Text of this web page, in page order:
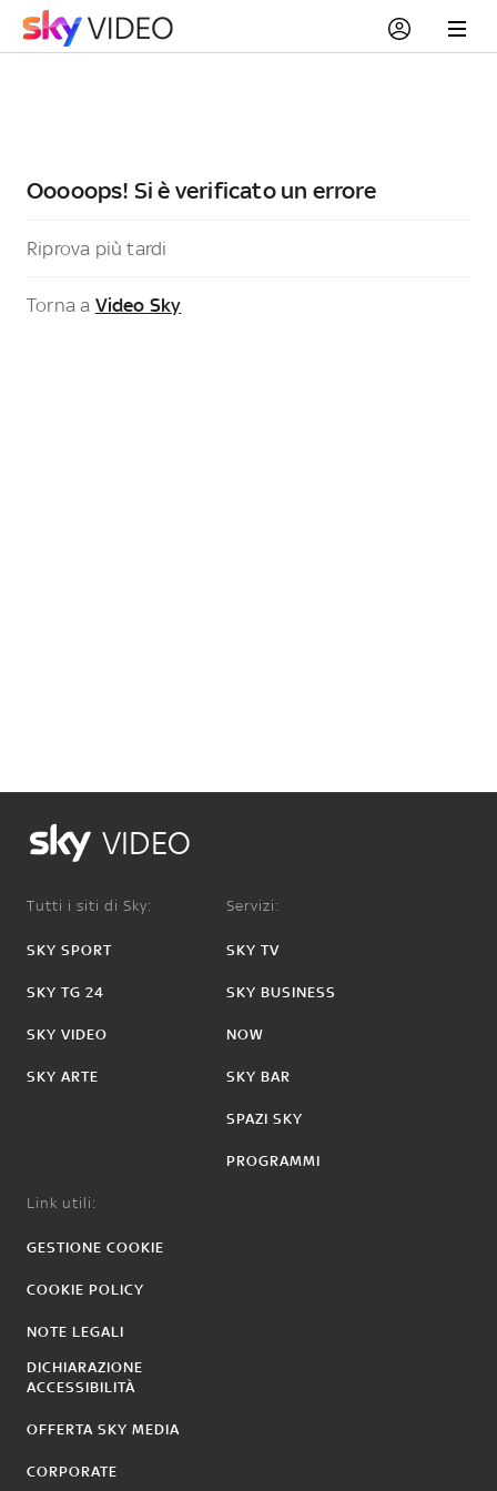
Ooooops! Si è verificato un errore
Riprova più tardi
Torna a Video Sky
VIDEO
Tutti i siti di Sky:
SKY SPORT
SKY TG 24
SKY VIDEO
SKY ARTE
Servizi:
SKY TV
SKY BUSINESS
NOW
SKY BAR
SPAZI SKY
PROGRAMMI
Link utili:
GESTIONE COOKIE
COOKIE POLICY
NOTE LEGALI
DICHIARAZIONE
ACCESSIBILITÀ
OFFERTA SKY MEDIA
CORPORATE